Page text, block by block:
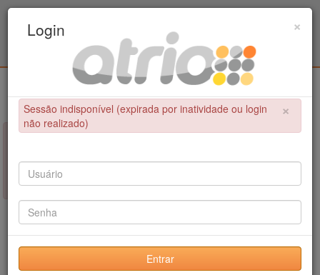
Educação Física / UPE - UFPB
×
NÃO FOI POSSÍVEL CONCLUIR A OPERAÇÃO
Sessão indisponível (expirada por inatividade ou login não
realizado)
×
Login
×
Sessão indisponível (expirada por inatividade ou login
não realizado)
Entrar